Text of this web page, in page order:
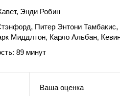
Энди Робин
Питер Энтони
Миддлтон, Карло Альбан,
89 минут
Ваша оценка